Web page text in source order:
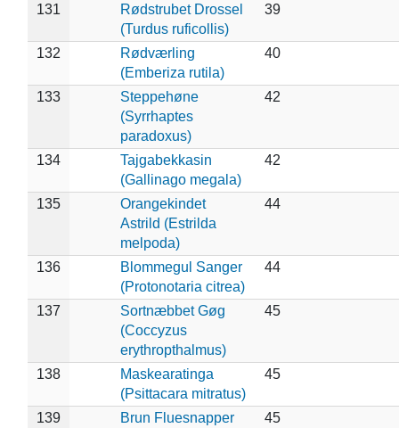
131
Rødstrubet Drossel
(Turdus ruficollis)
39
132
Rødværling
(Emberiza rutila)
40
133
Steppehøne
(Syrrhaptes
paradoxus)
42
134
Tajgabekkasin
(Gallinago megala)
42
135
Orangekindet
Astrild (Estrilda
melpoda)
44
136
Blommegul Sanger
(Protonotaria citrea)
44
137
Sortnæbbet Gøg
(Coccyzus
erythropthalmus)
45
138
Maskearatinga
(Psittacara mitratus)
45
139
Brun Fluesnapper
45